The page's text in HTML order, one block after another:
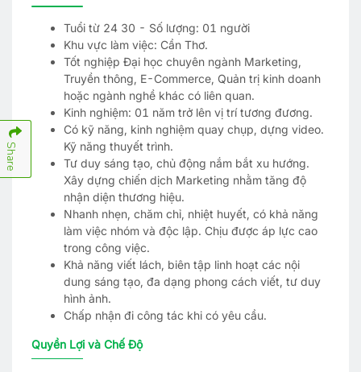
Tuổi từ 24 30 - Số lượng: 01 người
Khu vực làm việc: Cần Thơ.
Tốt nghiệp Đại học chuyên ngành Marketing,
Truyền thông, E-Commerce, Quản trị kinh doanh
hoặc ngành nghề khác có liên quan.
Kinh nghiệm: 01 năm trở lên vị trí tương đương.
Có kỹ năng, kinh nghiệm quay chụp, dựng video.
Kỹ năng thuyết trình.
Tư duy sáng tạo, chủ động nắm bắt xu hướng.
Xây dựng chiến dịch Marketing nhằm tăng độ
nhận diện thương hiệu.
Nhanh nhẹn, chăm chỉ, nhiệt huyết, có khả năng
làm việc nhóm và độc lập. Chịu được áp lực cao
trong công việc.
Khả năng viết lách, biên tập linh hoạt các nội
dung sáng tạo, đa dạng phong cách viết, tư duy
hình ảnh.
Chấp nhận đi công tác khi có yêu cầu.
Quyền Lợi và Chế Độ
Share